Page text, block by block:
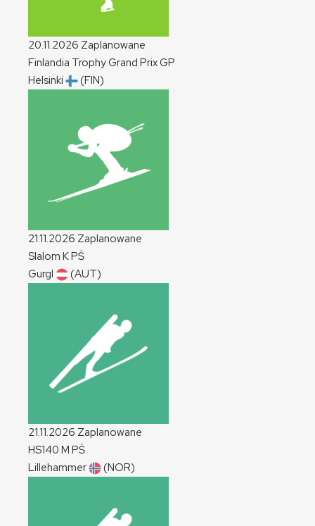
20.11.2026 Zaplanowane
Finlandia Trophy Grand PrixGP
Helsinki
(FIN)
21.11.2026 Zaplanowane
Slalom KPŚ
Gurgl
(AUT)
21.11.2026 Zaplanowane
HS140 M PŚ
Lillehammer
(NOR)